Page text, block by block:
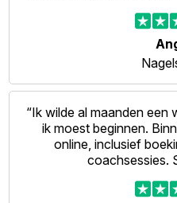
“Ik wilde al maanden een
ik moest beginnen.
online, inclusief
coachsessies.